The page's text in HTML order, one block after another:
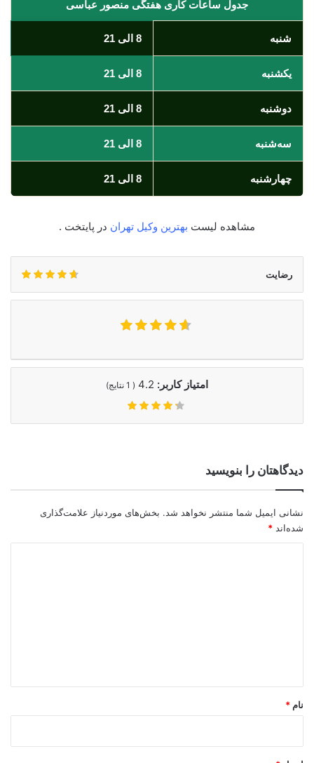
جدول ساعات کاری هفتگی منصور عباسی
شنبه 8 الی 21
یکشنبه 8 الی 21
دوشنبه 8 الی 21
سه‌شنبه 8 الی 21
چهارشنبه 8 الی 21
مشاهده لیست بهترین وکیل تهران در پایتخت .
رضایت
امتیاز کاربر: 4.2
(
1 نتایج)
دیدگاهتان را بنویسید
نشانی ایمیل شما منتشر نخواهد شد. بخش‌های موردنیاز علامت‌گذاری
شده‌اند *
نام *